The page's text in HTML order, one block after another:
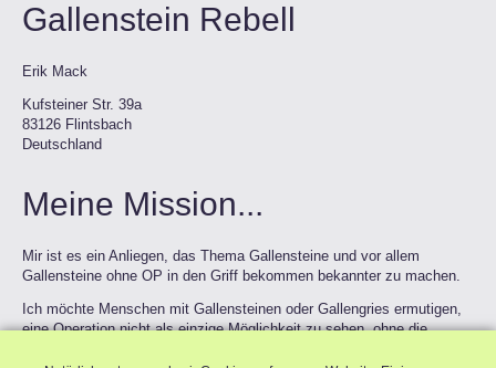
Gallenstein Rebell
Erik Mack
Kufsteiner Str. 39a
83126 Flintsbach
Deutschland
Meine Mission...
Mir ist es ein Anliegen, das Thema Gallensteine und vor allem
Gallensteine ohne OP in den Griff bekommen bekannter zu machen.
Ich möchte Menschen mit Gallensteinen oder Gallengries ermutigen,
eine Operation nicht als einzige Möglichkeit zu sehen, ohne die